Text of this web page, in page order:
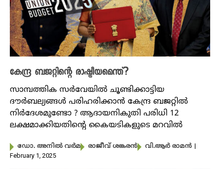
കേന്ദ്ര ബജറ്റിന്റെ രാഷ്ട്രീയമെന്ത്?
സാമ്പത്തിക സർവേയിൽ ചൂണ്ടിക്കാട്ടിയ
ദൗർബല്യങ്ങൾ പരിഹരിക്കാൻ കേന്ദ്ര ബജറ്റിൽ
നിർദേശമുണ്ടോ ? ആദായനികുതി പരിധി 12
ലക്ഷമാക്കിയതിന്റെ കൈയടികളുടെ മറവിൽ
ഡോ. അനിൽ വർമ രാജീവ്‌ ശങ്കരൻ വി.ആർ രാമൻ |
February 1, 2025